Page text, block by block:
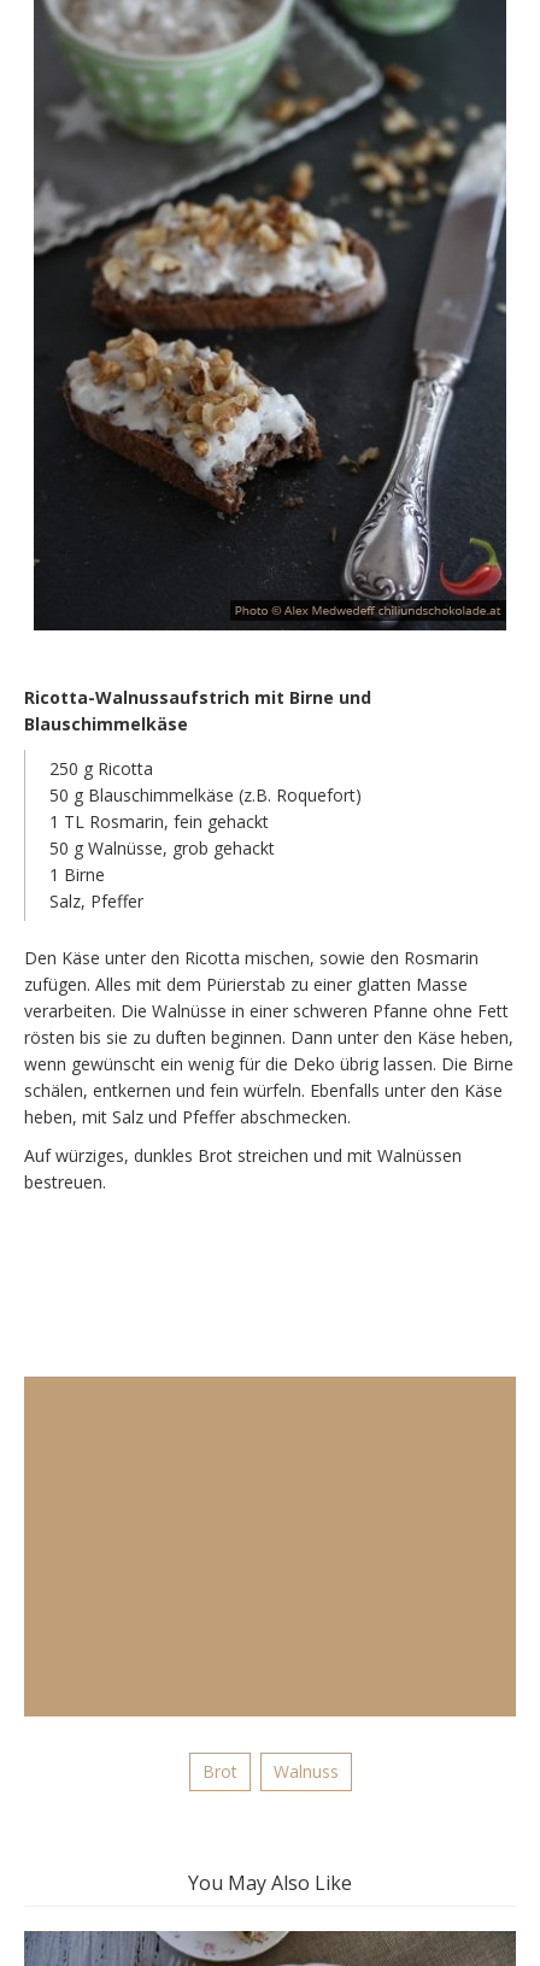
Ricotta-Walnussaufstrich mit Birne und
Blauschimmelkäse
250 g Ricotta
50 g Blauschimmelkäse (z.B. Roquefort)
1 TL Rosmarin, fein gehackt
50 g Walnüsse, grob gehackt
1 Birne
Salz, Pfeffer
Den Käse unter den Ricotta mischen, sowie den Rosmarin
zufügen. Alles mit dem Pürierstab zu einer glatten Masse
verarbeiten. Die Walnüsse in einer schweren Pfanne ohne Fett
rösten bis sie zu duften beginnen. Dann unter den Käse heben,
wenn gewünscht ein wenig für die Deko übrig lassen. Die Birne
schälen, entkernen und fein würfeln. Ebenfalls unter den Käse
heben, mit Salz und Pfeffer abschmecken.
Auf würziges, dunkles Brot streichen und mit Walnüssen
bestreuen.
Brot Walnuss
You May Also Like